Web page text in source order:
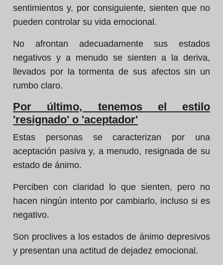
sentimientos y, por consiguiente, sienten que no
pueden controlar su vida emocional.
No afrontan adecuadamente sus estados
negativos y a menudo se sienten a la deriva,
llevados por la tormenta de sus afectos sin un
rumbo claro.
Por último, tenemos el estilo
'resignado' o 'aceptador'
Estas personas se caracterizan por una
aceptación pasiva y, a menudo, resignada de su
estado de ánimo.
Perciben con claridad lo que sienten, pero no
hacen ningún intento por cambiarlo, incluso si es
negativo.
Son proclives a los estados de ánimo depresivos
y presentan una actitud de dejadez emocional.